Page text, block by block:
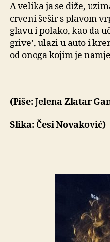
A velika ja se diže,
crveni šešir s plavom
glavu i polako, kao da
grive’, ulazi u auto i
od onoga kojim je
(Piše: Jelena Zlatar
Slika: Česi Novaković)